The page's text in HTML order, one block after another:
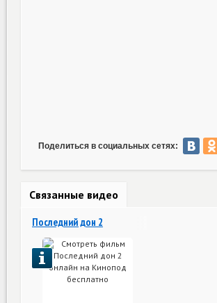
Поделиться в социальных сетях:
Связанные видео
Последний дон 2